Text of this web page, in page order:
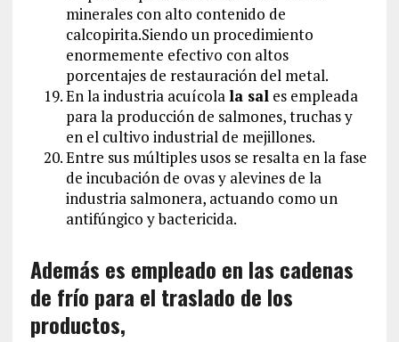
minerales con alto contenido de
calcopirita.Siendo un procedimiento
enormemente efectivo con altos
porcentajes de restauración del metal.
En la industria acuícolala sales empleada
para la producción de salmones, truchas y
en el cultivo industrial de mejillones.
Entre sus múltiples usos se resalta en la fase
de incubación de ovas y alevines de la
industria salmonera, actuando como un
antifúngico y bactericida.
Además es empleado en las cadenas
de frío para el traslado de los
productos,